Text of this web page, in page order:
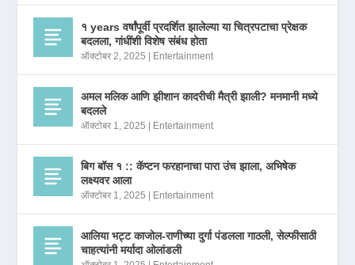
१ years वर्षांपूर्वी प्रदर्शित झालेल्या या चित्रपटाचा प्रेक्षक
बदलला, गांधींशी विशेष संबंध होता
ऑक्टोबर 2, 2025 | Entertainment
अमल मलिक आणि झीशान कादरीची मैत्री झाली? मनमानी मध्ये
बदलले
ऑक्टोबर 1, 2025 | Entertainment
बिग बॉस १ :: कॅप्टन फरहानाचा पारा उंच झाला, अभिषेक
लक्ष्यवर आला
ऑक्टोबर 1, 2025 | Entertainment
आलिया भट्ट काजोल-राणीच्या दुर्गा पंडलला गाठली, सेल्फीसाठी
चाहत्यांनी मर्यादा ओलांडली